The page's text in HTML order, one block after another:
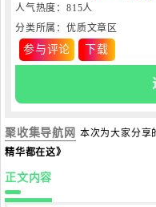
人气热度：815人
分类所属：优质文章区
下载
参与评论
聚收集导航网 本次为大家分享
精华都在这》
正文内容